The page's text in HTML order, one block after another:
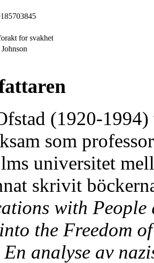
for svakhet
(1920-
som
universitet
skrivit
with People
the Freedom
En analyse av